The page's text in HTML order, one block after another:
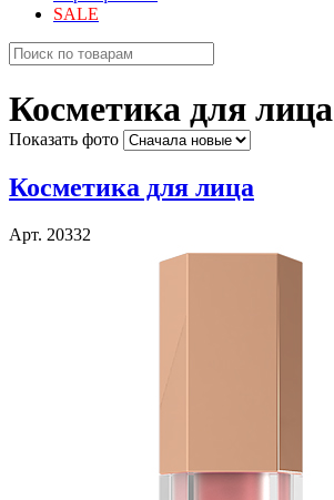
SALE
Косметика для лица
Показать фото
Косметика для лица
Арт. 20332